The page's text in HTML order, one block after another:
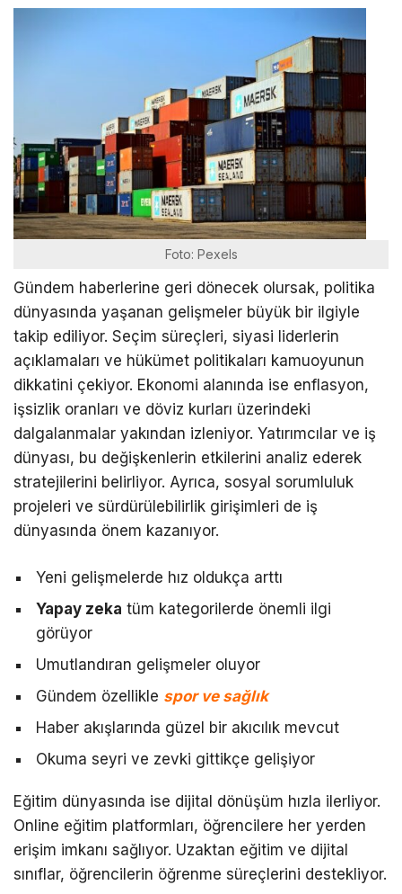
Foto: Pexels
Gündem haberlerine geri dönecek olursak, politika
dünyasında yaşanan gelişmeler büyük bir ilgiyle
takip ediliyor. Seçim süreçleri, siyasi liderlerin
açıklamaları ve hükümet politikaları kamuoyunun
dikkatini çekiyor. Ekonomi alanında ise enflasyon,
işsizlik oranları ve döviz kurları üzerindeki
dalgalanmalar yakından izleniyor. Yatırımcılar ve iş
dünyası, bu değişkenlerin etkilerini analiz ederek
stratejilerini belirliyor. Ayrıca, sosyal sorumluluk
projeleri ve sürdürülebilirlik girişimleri de iş
dünyasında önem kazanıyor.
Yeni gelişmelerde hız oldukça arttı
Yapay zeka tüm kategorilerde önemli ilgi
görüyor
Umutlandıran gelişmeler oluyor
Gündem özellikle spor ve sağlık
Haber akışlarında güzel bir akıcılık mevcut
Okuma seyri ve zevki gittikçe gelişiyor
Eğitim dünyasında ise dijital dönüşüm hızla ilerliyor.
Online eğitim platformları, öğrencilere her yerden
erişim imkanı sağlıyor. Uzaktan eğitim ve dijital
sınıflar, öğrencilerin öğrenme süreçlerini destekliyor.